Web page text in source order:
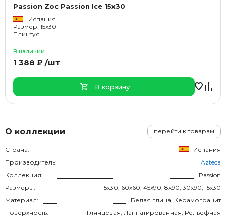
О коллекции перейти к товарам
Страна:
Испания
Производитель:
Azteca
Коллекция:
Passion
Размеры:
5x30, 60x60, 45x90, 8x90, 30x90, 15x30
Материал:
Белая глина, Керамогранит
Поверхность:
Глянцевая, Лаппатированная, Рельефная
Passion Zoc Passion Ice 15x30
Испания
Размер: 15x30
Плинтус
В наличии
1 388 ₽ /шт
В корзину